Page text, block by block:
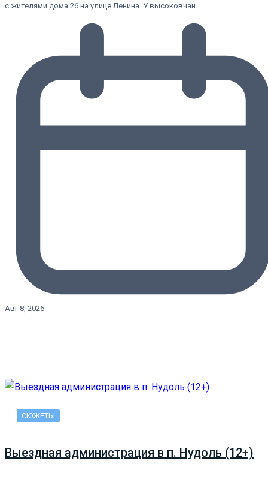
с жителями дома 26 на улице Ленина. У высоковчан…
Авг 8, 2026
СЮЖЕТЫ
Выездная администрация в п. Нудоль (12+)